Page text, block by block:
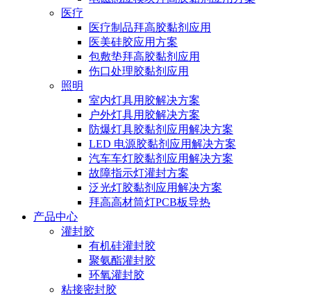
医疗
医疗制品拜高胶黏剂应用
医美硅胶应用方案
包敷垫拜高胶黏剂应用
伤口处理胶黏剂应用
照明
室内灯具用胶解决方案
户外灯具用胶解决方案
防爆灯具胶黏剂应用解决方案
LED 电源胶黏剂应用解决方案
汽车车灯胶黏剂应用解决方案
故障指示灯灌封方案
泛光灯胶黏剂应用解决方案
拜高高材筒灯PCB板导热
产品中心
灌封胶
有机硅灌封胶
聚氨酯灌封胶
环氧灌封胶
粘接密封胶